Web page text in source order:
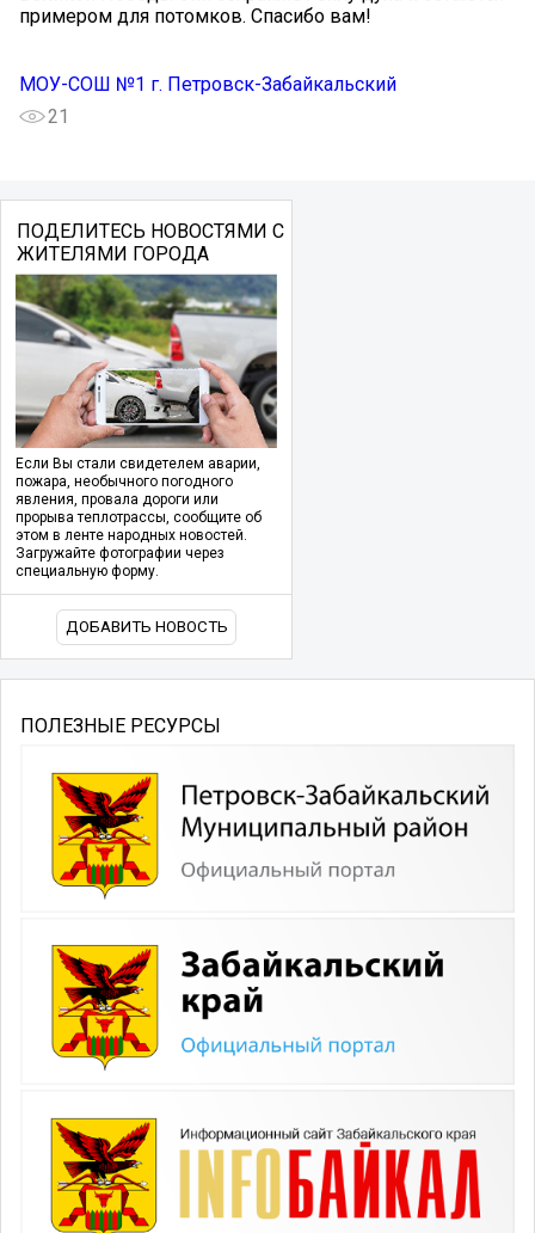
примером для потомков. Спасибо вам!
МОУ-СОШ №1 г. Петровск-Забайкальский
21
ПОДЕЛИТЕСЬ НОВОСТЯМИ С
ЖИТЕЛЯМИ ГОРОДА
Если Вы стали свидетелем аварии,
пожара, необычного погодного
явления, провала дороги или
прорыва теплотрассы, сообщите об
этом в ленте народных новостей.
Загружайте фотографии через
специальную форму.
ДОБАВИТЬ НОВОСТЬ
ПОЛЕЗНЫЕ РЕСУРСЫ